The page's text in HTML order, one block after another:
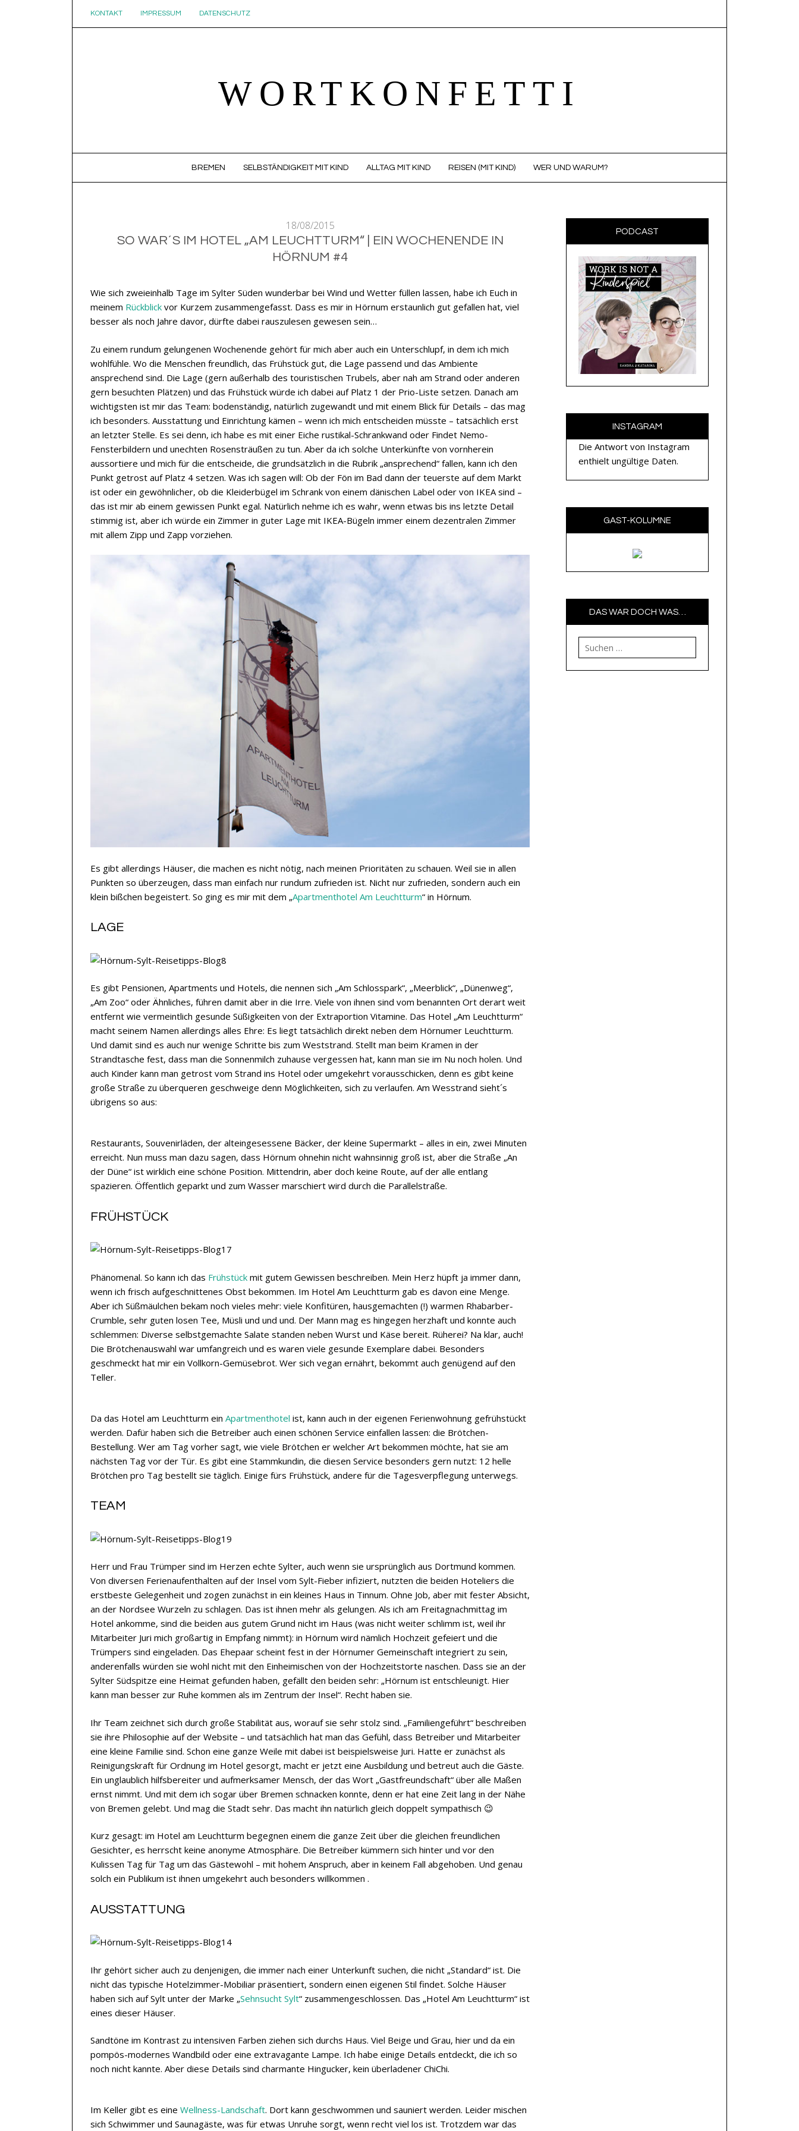
KONTAKT IMPRESSUM DATENSCHUTZ
WORTKONFETTI
BREMEN SELBSTÄNDIGKEIT MIT KIND ALLTAG MIT KIND REISEN (MIT KIND) WER UND WARUM?
18/08/2015
SO WAR´S IM HOTEL „AM LEUCHTTURM“ | EIN WOCHENENDE IN
HÖRNUM #4
Wie sich zweieinhalb Tage im Sylter Süden wunderbar bei Wind und Wetter füllen lassen, habe ich Euch in
meinem Rückblick vor Kurzem zusammengefasst. Dass es mir in Hörnum erstaunlich gut gefallen hat, viel
besser als noch Jahre davor, dürfte dabei rauszulesen gewesen sein…
Zu einem rundum gelungenen Wochenende gehört für mich aber auch ein Unterschlupf, in dem ich mich
wohlfühle. Wo die Menschen freundlich, das Frühstück gut, die Lage passend und das Ambiente
ansprechend sind. Die Lage (gern außerhalb des touristischen Trubels, aber nah am Strand oder anderen
gern besuchten Plätzen) und das Frühstück würde ich dabei auf Platz 1 der Prio-Liste setzen. Danach am
wichtigsten ist mir das Team: bodenständig, natürlich zugewandt und mit einem Blick für Details – das mag
ich besonders. Ausstattung und Einrichtung kämen – wenn ich mich entscheiden müsste – tatsächlich erst
an letzter Stelle. Es sei denn, ich habe es mit einer Eiche rustikal-Schrankwand oder Findet Nemo-
Fensterbildern und unechten Rosensträußen zu tun. Aber da ich solche Unterkünfte von vornherein
aussortiere und mich für die entscheide, die grundsätzlich in die Rubrik „ansprechend“ fallen, kann ich den
Punkt getrost auf Platz 4 setzen. Was ich sagen will: Ob der Fön im Bad dann der teuerste auf dem Markt
ist oder ein gewöhnlicher, ob die Kleiderbügel im Schrank von einem dänischen Label oder von IKEA sind –
das ist mir ab einem gewissen Punkt egal. Natürlich nehme ich es wahr, wenn etwas bis ins letzte Detail
stimmig ist, aber ich würde ein Zimmer in guter Lage mit IKEA-Bügeln immer einem dezentralen Zimmer
mit allem Zipp und Zapp vorziehen.
Es gibt allerdings Häuser, die machen es nicht nötig, nach meinen Prioritäten zu schauen. Weil sie in allen
Punkten so überzeugen, dass man einfach nur rundum zufrieden ist. Nicht nur zufrieden, sondern auch ein
klein bißchen begeistert. So ging es mir mit dem „Apartmenthotel Am Leuchtturm“ in Hörnum.
LAGE
Es gibt Pensionen, Apartments und Hotels, die nennen sich „Am Schlosspark“, „Meerblick“, „Dünenweg“,
„Am Zoo“ oder Ähnliches, führen damit aber in die Irre. Viele von ihnen sind vom benannten Ort derart weit
entfernt wie vermeintlich gesunde Süßigkeiten von der Extraportion Vitamine. Das Hotel „Am Leuchtturm“
macht seinem Namen allerdings alles Ehre: Es liegt tatsächlich direkt neben dem Hörnumer Leuchtturm.
Und damit sind es auch nur wenige Schritte bis zum Weststrand. Stellt man beim Kramen in der
Strandtasche fest, dass man die Sonnenmilch zuhause vergessen hat, kann man sie im Nu noch holen. Und
auch Kinder kann man getrost vom Strand ins Hotel oder umgekehrt vorausschicken, denn es gibt keine
große Straße zu überqueren geschweige denn Möglichkeiten, sich zu verlaufen. Am Wesstrand sieht´s
übrigens so aus:
Restaurants, Souvenirläden, der alteingesessene Bäcker, der kleine Supermarkt – alles in ein, zwei Minuten
erreicht. Nun muss man dazu sagen, dass Hörnum ohnehin nicht wahnsinnig groß ist, aber die Straße „An
der Düne“ ist wirklich eine schöne Position. Mittendrin, aber doch keine Route, auf der alle entlang
spazieren. Öffentlich geparkt und zum Wasser marschiert wird durch die Parallelstraße.
FRÜHSTÜCK
Phänomenal. So kann ich das Frühstück mit gutem Gewissen beschreiben. Mein Herz hüpft ja immer dann,
wenn ich frisch aufgeschnittenes Obst bekommen. Im Hotel Am Leuchtturm gab es davon eine Menge.
Aber ich Süßmäulchen bekam noch vieles mehr: viele Konfitüren, hausgemachten (!) warmen Rhabarber-
Crumble, sehr guten losen Tee, Müsli und und und. Der Mann mag es hingegen herzhaft und konnte auch
schlemmen: Diverse selbstgemachte Salate standen neben Wurst und Käse bereit. Rüherei? Na klar, auch!
Die Brötchenauswahl war umfangreich und es waren viele gesunde Exemplare dabei. Besonders
geschmeckt hat mir ein Vollkorn-Gemüsebrot. Wer sich vegan ernährt, bekommt auch genügend auf den
Teller.
Da das Hotel am Leuchtturm ein Apartmenthotel ist, kann auch in der eigenen Ferienwohnung gefrühstückt
werden. Dafür haben sich die Betreiber auch einen schönen Service einfallen lassen: die Brötchen-
Bestellung. Wer am Tag vorher sagt, wie viele Brötchen er welcher Art bekommen möchte, hat sie am
nächsten Tag vor der Tür. Es gibt eine Stammkundin, die diesen Service besonders gern nutzt: 12 helle
Brötchen pro Tag bestellt sie täglich. Einige fürs Frühstück, andere für die Tagesverpflegung unterwegs.
TEAM
Herr und Frau Trümper sind im Herzen echte Sylter, auch wenn sie ursprünglich aus Dortmund kommen.
Von diversen Ferienaufenthalten auf der Insel vom Sylt-Fieber infiziert, nutzten die beiden Hoteliers die
erstbeste Gelegenheit und zogen zunächst in ein kleines Haus in Tinnum. Ohne Job, aber mit fester Absicht,
an der Nordsee Wurzeln zu schlagen. Das ist ihnen mehr als gelungen. Als ich am Freitagnachmittag im
Hotel ankomme, sind die beiden aus gutem Grund nicht im Haus (was nicht weiter schlimm ist, weil ihr
Mitarbeiter Juri mich großartig in Empfang nimmt): in Hörnum wird nämlich Hochzeit gefeiert und die
Trümpers sind eingeladen. Das Ehepaar scheint fest in der Hörnumer Gemeinschaft integriert zu sein,
anderenfalls würden sie wohl nicht mit den Einheimischen von der Hochzeitstorte naschen. Dass sie an der
Sylter Südspitze eine Heimat gefunden haben, gefällt den beiden sehr: „Hörnum ist entschleunigt. Hier
kann man besser zur Ruhe kommen als im Zentrum der Insel“. Recht haben sie.
Ihr Team zeichnet sich durch große Stabilität aus, worauf sie sehr stolz sind. „Familiengeführt“ beschreiben
sie ihre Philosophie auf der Website – und tatsächlich hat man das Gefühl, dass Betreiber und Mitarbeiter
eine kleine Familie sind. Schon eine ganze Weile mit dabei ist beispielsweise Juri. Hatte er zunächst als
Reinigungskraft für Ordnung im Hotel gesorgt, macht er jetzt eine Ausbildung und betreut auch die Gäste.
Ein unglaublich hilfsbereiter und aufmerksamer Mensch, der das Wort „Gastfreundschaft“ über alle Maßen
ernst nimmt. Und mit dem ich sogar über Bremen schnacken konnte, denn er hat eine Zeit lang in der Nähe
von Bremen gelebt. Und mag die Stadt sehr. Das macht ihn natürlich gleich doppelt sympathisch 😉
Kurz gesagt: im Hotel am Leuchtturm begegnen einem die ganze Zeit über die gleichen freundlichen
Gesichter, es herrscht keine anonyme Atmosphäre. Die Betreiber kümmern sich hinter und vor den
Kulissen Tag für Tag um das Gästewohl – mit hohem Anspruch, aber in keinem Fall abgehoben. Und genau
solch ein Publikum ist ihnen umgekehrt auch besonders willkommen .
AUSSTATTUNG
Ihr gehört sicher auch zu denjenigen, die immer nach einer Unterkunft suchen, die nicht „Standard“ ist. Die
nicht das typische Hotelzimmer-Mobiliar präsentiert, sondern einen eigenen Stil findet. Solche Häuser
haben sich auf Sylt unter der Marke „Sehnsucht Sylt“ zusammengeschlossen. Das „Hotel Am Leuchtturm“ ist
eines dieser Häuser.
Sandtöne im Kontrast zu intensiven Farben ziehen sich durchs Haus. Viel Beige und Grau, hier und da ein
pompös-modernes Wandbild oder eine extravagante Lampe. Ich habe einige Details entdeckt, die ich so
noch nicht kannte. Aber diese Details sind charmante Hingucker, kein überladener ChiChi.
Im Keller gibt es eine Wellness-Landschaft. Dort kann geschwommen und sauniert werden. Leider mischen
sich Schwimmer und Saunagäste, was für etwas Unruhe sorgt, wenn recht viel los ist. Trotzdem war das
PODCAST
INSTAGRAM
Die Antwort von Instagram
enthielt ungültige Daten.
GAST-KOLUMNE
DAS WAR DOCH WAS…
Suchen nach: